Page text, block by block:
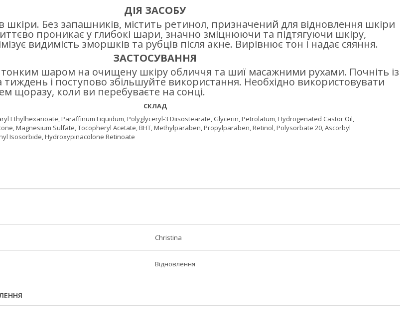
ДІЯ ЗАСОБУ
шкіри. Без запашників, містить ретинол, призначений для відновлення шкіри
проникає у глибокі шари, значно зміцнюючи та підтягуючи шкіру,
видимість зморшків та рубців після акне. Вирівнює тон і надає сяяння.
ЗАСТОСУВАННЯ
тонким шаром на очищену шкіру обличчя та шиї масажними рухами. Почніть із
тиждень і поступово збільшуйте використання. ️Необхідно використовувати
щоразу, коли ви перебуваєте на сонці.
СКЛАД
Ethylhexanoate, Paraffinum Liquidum, Polyglyceryl-3 Diisostearate, Glycerin, Petrolatum, Hydrogenated Castor Oil,
Magnesium Sulfate, Tocopheryl Acetate, BHT, Methylparaben, Propylparaben, Retinol, Polysorbate 20, Ascorbyl
Isosorbide, Hydroxypinacolone Retinoate
Christina
Відновлення